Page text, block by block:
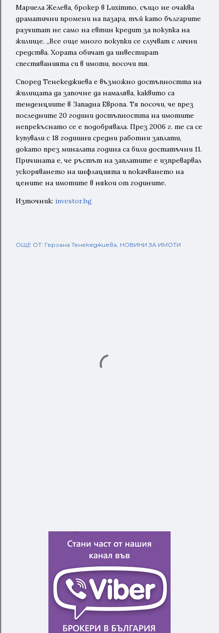
Мариела Желева, брокер в Luximmo, също не очаква
драматични промени на пазара, тъй като българите
разчитат не само на евтин кредит за покупка на
жилище. „Все още много покупки се случват с лични
средства. Хората обичат да инвестират
спестяванията си в имоти, посочи тя.
Според Тенекеджиева е възможно достъпността на
жилищата да започне да намалява, каквито са
тенденциите в Западна Европа. Тя посочи, че през
последните 20 години достъпността на имотите
непрекъснато се е подобрявала. През 2006 г. те са се
купували с 18 годишни средни работни заплати,
докато през миналата година са били достатъчни 11.
Причината е, че ръстът на заплатите е изпреварвал
ускоряването на инфлацията и покачването на
цените на имотите в някои от годините.
Източник: investor.bg
ОЩЕ ОТ: Гергана Тенекеджиева НОВИНИ ЗА ИМОТИ